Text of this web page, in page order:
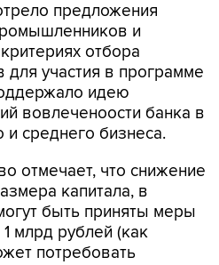
предложения
и
отбора
для участия в программе
идею
вовлеченоости банка в
и среднего бизнеса.
отмечает, что снижение
капитала, в
быть приняты меры
млрд рублей (как
потребовать